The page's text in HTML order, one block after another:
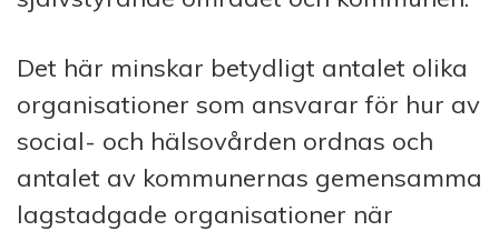
Det här minskar betydligt antalet olika
organisationer som ansvarar för hur av
social- och hälsovården ordnas och
antalet av kommunernas gemensamma
lagstadgade organisationer när